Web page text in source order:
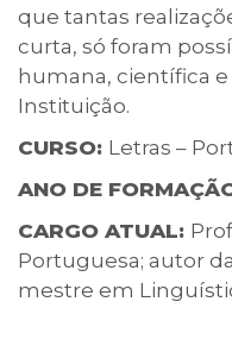
que tantas
curta, só foram
humana, científica
Instituição.
CURSO: Letras –
ANO DE
CARGO ATUAL:
Portuguesa; autor
mestre em